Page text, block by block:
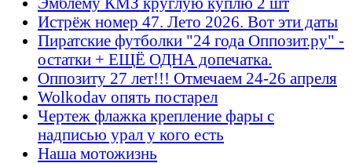
Истрёж номер 47. Лето 2026. Вот эти даты
Пиратские футболки "24 года Оппозит.ру" -
остатки + ЕЩЁ ОДНА допечатка.
Оппозиту 27 лет!!! Отмечаем 24-26 апреля
Wolkodav опять постарел
Чертеж флажка крепление фары с
надписью урал у кого есть
Наша мотожизнь